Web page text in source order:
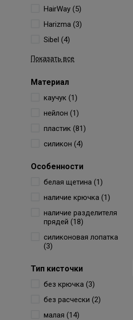
HairWay (5)
Harizma (3)
Sibel (4)
Показать все
Материал
каучук (1)
нейлон (1)
пластик (81)
силикон (4)
Особенности
белая щетина (1)
наличие крючка (1)
наличие разделителя
прядей (18)
силиконовая лопатка
(3)
Тип кисточки
без крючка (3)
без расчески (2)
малая (14)